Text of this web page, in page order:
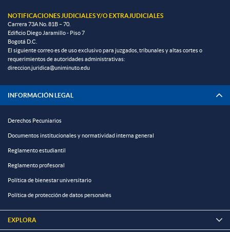
NOTIFICACIONES JUDICIALES Y/O EXTRAJUDICIALES
Carrera 73A No. 81B – 70.
Edificio Diego Jaramillo - Piso 7
Bogotá D.C.
El siguiente correo es de uso exclusivo para juzgados, tribunales y altas cortes o
requerimientos de autoridades administrativas:
direccion.juridica@uniminuto.edu
INFORMACIÓN LEGAL
Derechos Pecuniarios
Documentos institucionales y normatividad interna general
Reglamento estudiantil
Reglamento profesoral
Política de bienestar universitario
Política de protección de datos personales
EXPLORA 